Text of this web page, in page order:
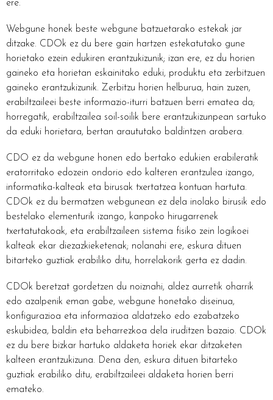
ere.
Webgune honek beste webgune batzuetarako estekak jar
ditzake. CDOk ez du bere gain hartzen estekatutako gune
horietako ezein edukiren erantzukizunik; izan ere, ez du horien
gaineko eta horietan eskainitako eduki, produktu eta zerbitzuen
gaineko erantzukizunik. Zerbitzu horien helburua, hain zuzen,
erabiltzaileei beste informazio-iturri batzuen berri ematea da;
horregatik, erabiltzailea soil-soilik bere erantzukizunpean sartuko
da eduki horietara, bertan araututako baldintzen arabera.
CDO ez da webgune honen edo bertako edukien erabileratik
eratorritako edozein ondorio edo kalteren erantzulea izango,
informatika-kalteak eta birusak txertatzea kontuan hartuta.
CDOk ez du bermatzen webgunean ez dela inolako birusik edo
bestelako elementurik izango, kanpoko hirugarrenek
txertatutakoak, eta erabiltzaileen sistema fisiko zein logikoei
kalteak ekar diezazkieketenak; nolanahi ere, eskura dituen
bitarteko guztiak erabiliko ditu, horrelakorik gerta ez dadin.
CDOk beretzat gordetzen du noiznahi, aldez aurretik oharrik
edo azalpenik eman gabe, webgune honetako diseinua,
konfigurazioa eta informazioa aldatzeko edo ezabatzeko
eskubidea, baldin eta beharrezkoa dela iruditzen bazaio. CDOk
ez du bere bizkar hartuko aldaketa horiek ekar ditzaketen
kalteen erantzukizuna. Dena den, eskura dituen bitarteko
guztiak erabiliko ditu, erabiltzaileei aldaketa horien berri
emateko.